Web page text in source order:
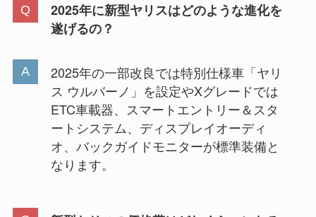
2025年に新型ヤリスはどのような進化を
遂げるの？
2025年の一部改良では特別仕様車「ヤリ
ス ウルバーノ」を設定やXグレードでは
ETC車載器、スマートエントリー＆スタ
ートシステム、ディスプレイオーディ
オ、バックガイドモニターが標準装備と
なります。